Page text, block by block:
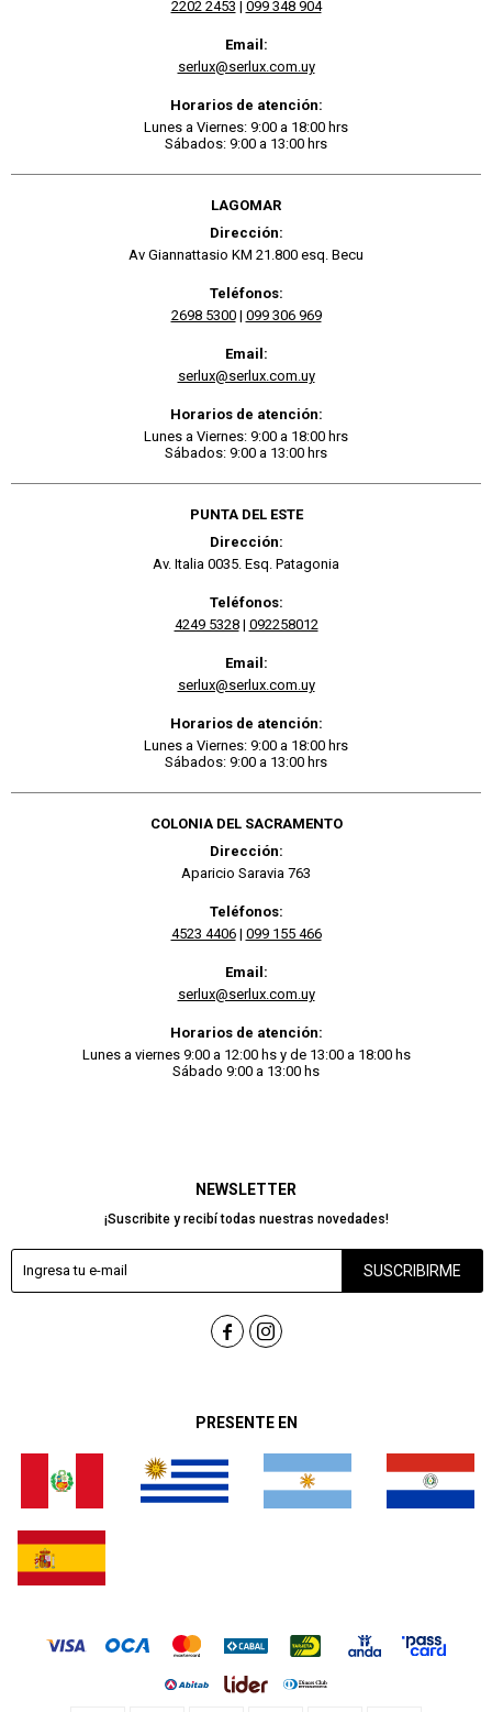
PRESENTE EN
NEWSLETTER
¡Suscribite y recibí todas nuestras novedades!
SUSCRIBIRME
 
2202 2453 | 099 348 904
Email:
serlux@serlux.com.uy
Horarios de atención:
Lunes a Viernes: 9:00 a 18:00 hrs
Sábados: 9:00 a 13:00 hrs
LAGOMAR
Dirección:
Av Giannattasio KM 21.800 esq. Becu
Teléfonos:
2698 5300| 099 306 969
Email:
serlux@serlux.com.uy
Horarios de atención:
Lunes a Viernes: 9:00 a 18:00 hrs
Sábados: 9:00 a 13:00 hrs
PUNTA DEL ESTE
Dirección:
Av. Italia 0035. Esq. Patagonia
Teléfonos:
4249 5328| 092258012
Email:
serlux@serlux.com.uy
Horarios de atención:
Lunes a Viernes: 9:00 a 18:00 hrs
Sábados: 9:00 a 13:00 hrs
COLONIA DEL SACRAMENTO
Dirección:
Aparicio Saravia 763
Teléfonos:
4523 4406| 099 155 466
Email:
serlux@serlux.com.uy
Horarios de atención:
Lunes a viernes 9:00 a 12:00 hs y de 13:00 a 18:00 hs
Sábado 9:00 a 13:00 hs